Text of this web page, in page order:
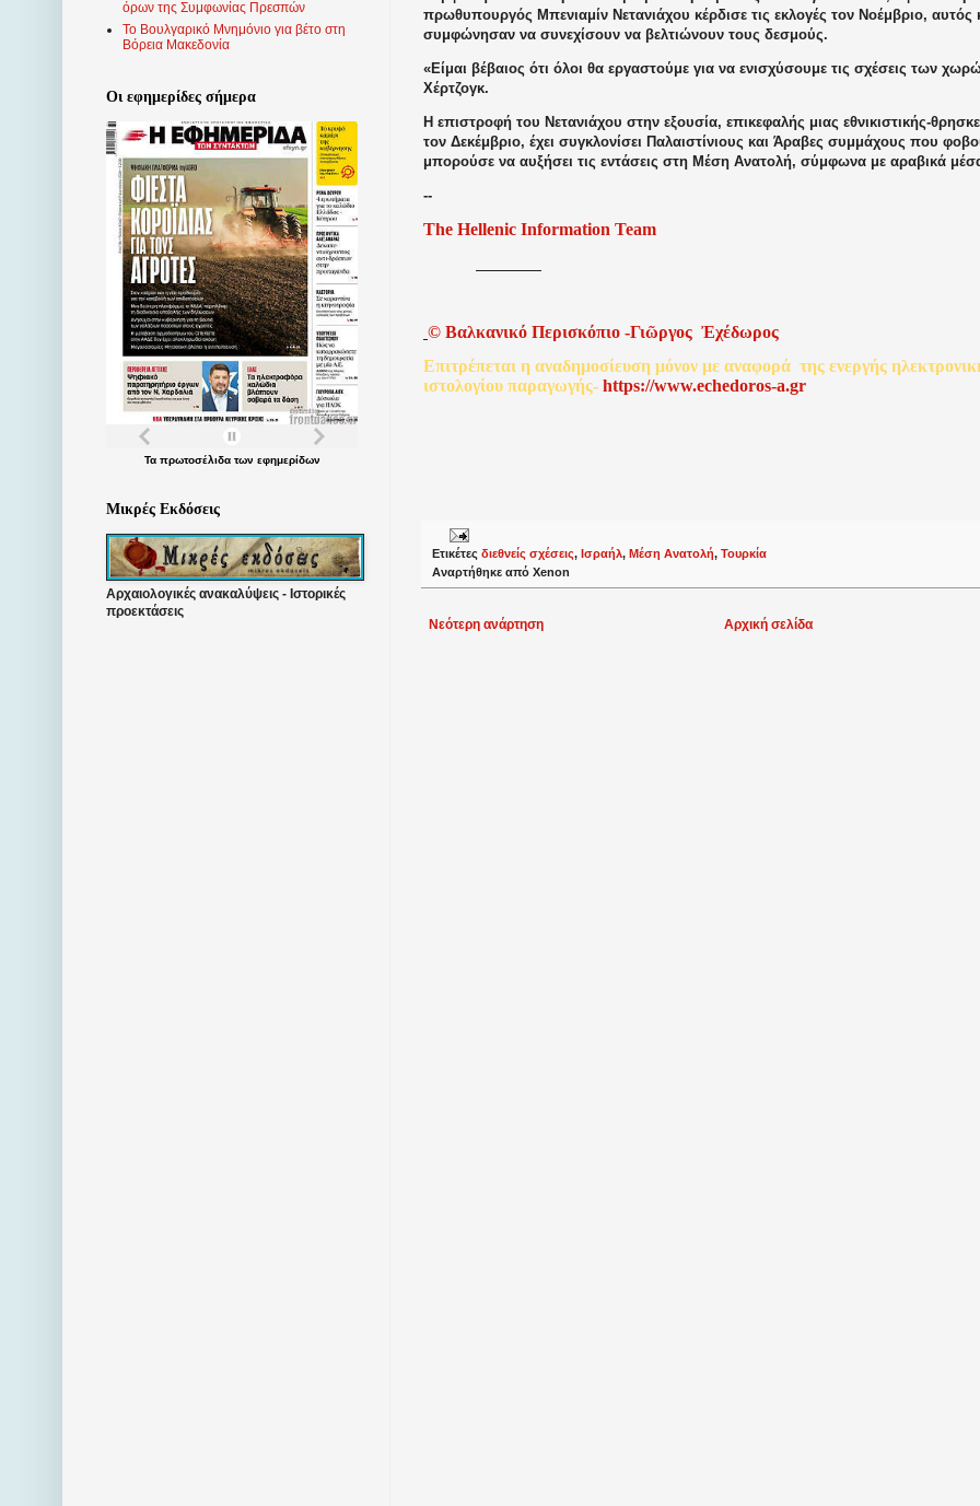
πρωθυπουργός Μπενιαμίν Νετανιάχου κέρδισε τις εκλογές τον Νοέμβριο, αυτός
συμφώνησαν να συνεχίσουν να βελτιώνουν τους δεσμούς.
«Είμαι βέβαιος ότι όλοι θα εργαστούμε για να ενισχύσουμε τις σχέσεις των
Χέρτζογκ.
Η επιστροφή του Νετανιάχου στην εξουσία, επικεφαλής μιας εθνικιστικής-
τον Δεκέμβριο, έχει συγκλονίσει Παλαιστίνιους και Άραβες συμμάχους που
μπορούσε να αυξήσει τις εντάσεις στη Μέση Ανατολή, σύμφωνα με αραβικά
--
The Hellenic Information Team
© Βαλκανικό Περισκόπιο -Γιῶργος Ἐχέδωρος
Επιτρέπεται η αναδημοσίευση μόνον με αναφορά της ενεργής
ιστολογίου παραγωγής- https://www.echedoros-a.gr
Ετικέτες διεθνείς σχέσεις, Ισραήλ, Μέση Ανατολή, Τουρκία
Αναρτήθηκε από Xenon
Νεότερη ανάρτηση Αρχική σελίδα
όρων της Συμφωνίας Πρεσπών
Το Βουλγαρικό Μνημόνιο για βέτο στη
Βόρεια Μακεδονία
Οι εφημερίδες σήμερα
Τα πρωτοσέλιδατων εφημερίδων
Μικρές Εκδόσεις
Αρχαιολογικές ανακαλύψεις - Ιστορικές
προεκτάσεις